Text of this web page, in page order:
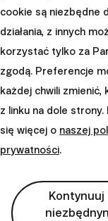
cookie są niezbędne
działania, z innych
korzystać tylko za
zgodą. Preferencje
każdej chwili zmienić,
z linku na dole strony.
się więcej o naszej
prywatności.
Kontynuuj